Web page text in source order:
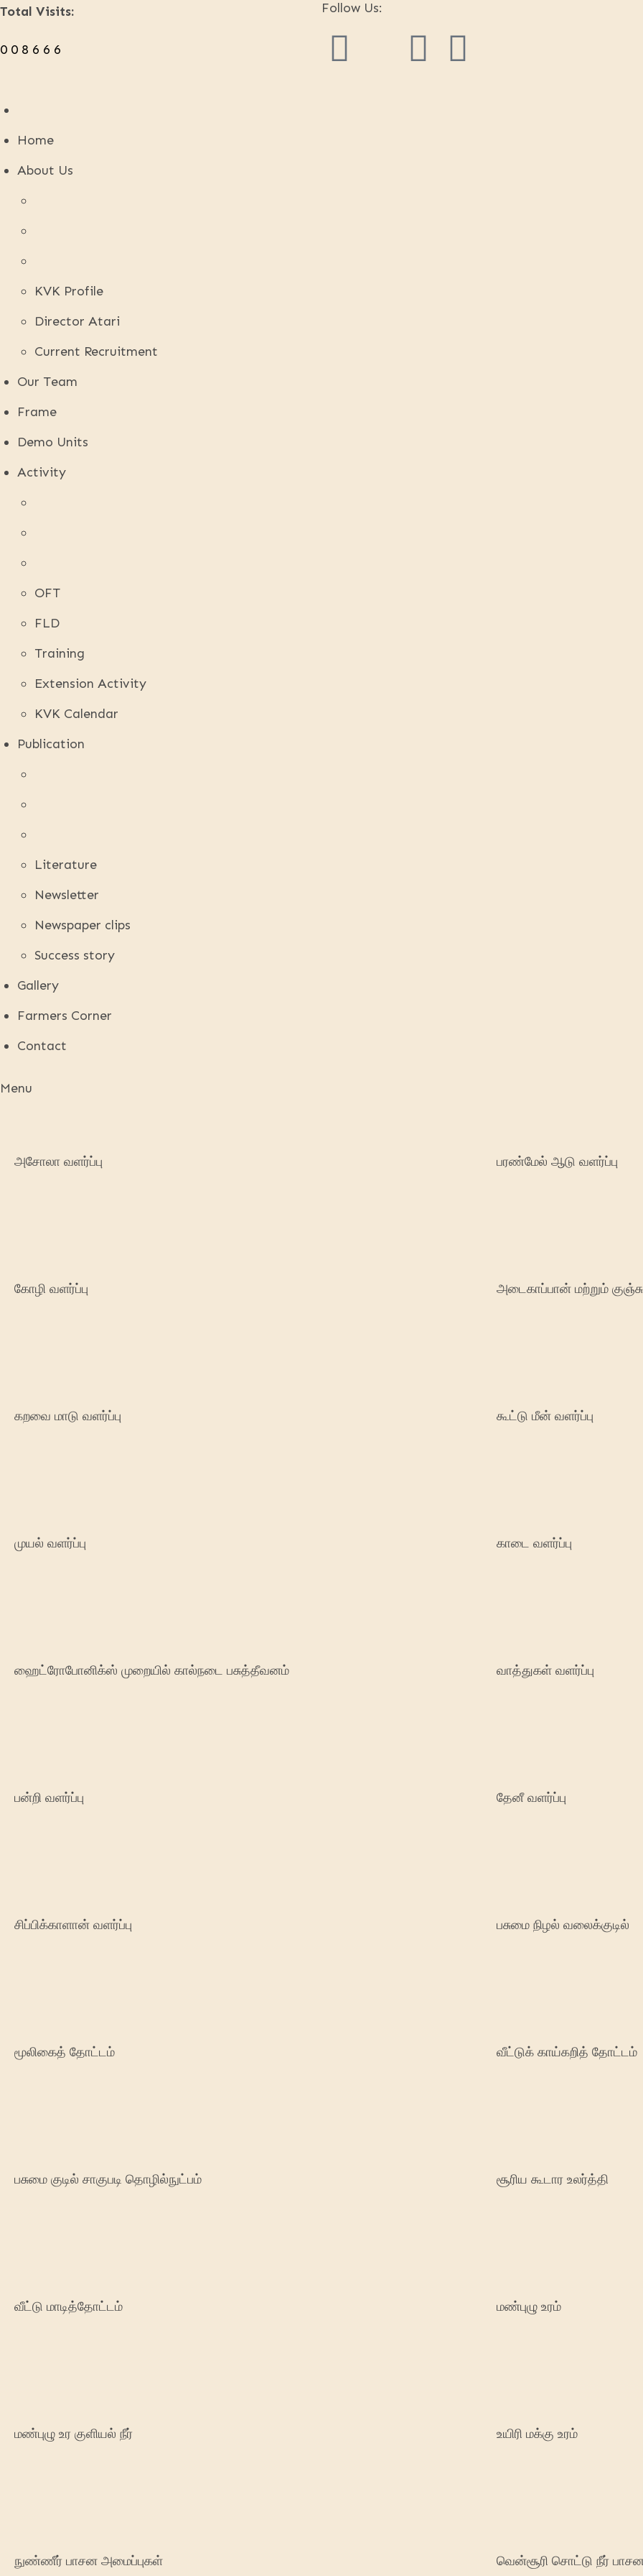
Total Visits:
0 0 8 6 6 6
Follow Us:
Home
About Us
KVK Profile
Director Atari
Current Recruitment
Our Team
Frame
Demo Units
Activity
OFT
FLD
Training
Extension Activity
KVK Calendar
Publication
Literature
Newsletter
Newspaper clips
Success story
Gallery
Farmers Corner
Contact
Menu
அசோலா வளர்ப்பு பரண்மேல் ஆடு வளர்ப்பு
கோழி வளர்ப்பு அடைகாப்பான் மற்றும்
கறவை மாடு வளர்ப்பு கூட்டு மீன் வளர்ப்பு
முயல் வளர்ப்பு காடை வளர்ப்பு
ஹைட்ரோபோனிக்ஸ் முறையில் கால்நடை பசுத்தீவனம் வாத்துகள் வளர்ப்பு
பன்றி வளர்ப்பு தேனீ வளர்ப்பு
சிப்பிக்காளான் வளர்ப்பு பசுமை நிழல் வலைக்குடில்
மூலிகைத் தோட்டம் வீட்டுக் காய்கறித் தோட்டம்
பசுமை குடில் சாகுபடி தொழில்நுட்பம் சூரிய கூடார உலர்த்தி
வீட்டு மாடித்தோட்டம் மண்புழு உரம்
மண்புழு உர குளியல் நீர் உயிரி மக்கு உரம்
நுண்ணீர் பாசன அமைப்புகள் வென்சூரி சொட்டு நீர்